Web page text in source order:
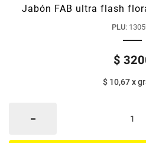
Jabón FAB ultra flash
PLU:
$
$ 10,67x